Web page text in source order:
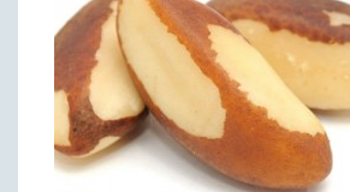
Из яиц и другие
Холодные супы
Супы-пюре
Молочные супы
Сладкие супы
Отварное мясо
Запеченное мясо
Тушеное мясо
Из мясного фарша
Из субпродуктов
Жареная рыба
Отварная и паровая
Запеченная рыба
Тушеная рыба
Из рыбного фарша
Вся птица
Жареная птица
Отварная птица
Запеченная птица
Овощи
Все овощи
Жареные овощи
Отварные овощи
Выпечка
Вся выпечка
Соусы